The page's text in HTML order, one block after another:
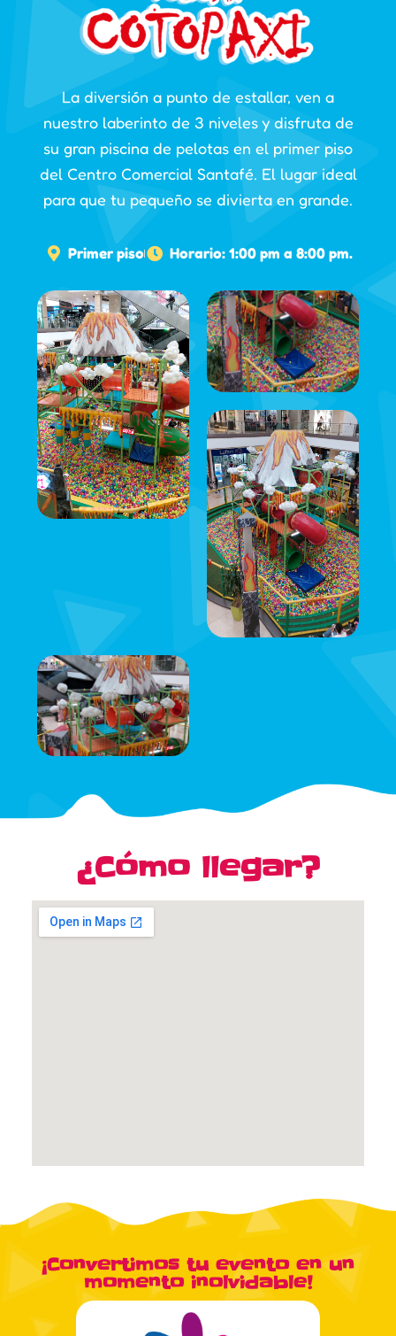
La diversión a punto de estallar, ven a
nuestro laberinto de 3 niveles y disfruta de
su gran piscina de pelotas en el primer piso
del Centro Comercial Santafé. El lugar ideal
para que tu pequeño se divierta en grande.
Primer piso Horario: 1:00 pm a 8:00 pm.
¿Cómo llegar?
¡Convertimos tu evento en un
momento inolvidable!